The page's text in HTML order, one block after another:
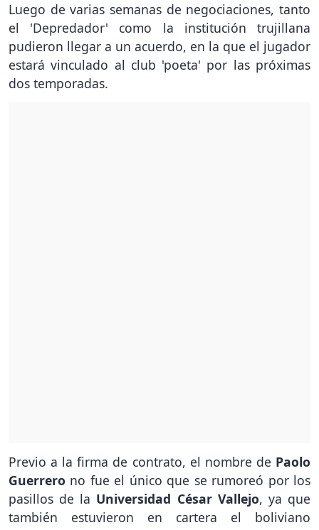
Luego de varias semanas de negociaciones, tanto
el 'Depredador' como la institución trujillana
pudieron llegar a un acuerdo, en la que el jugador
estará vinculado al club 'poeta' por las próximas
dos temporadas.
Previo a la firma de contrato, el nombre de Paolo
Guerrero no fue el único que se rumoreó por los
pasillos de la Universidad César Vallejo, ya que
también estuvieron en cartera el boliviano